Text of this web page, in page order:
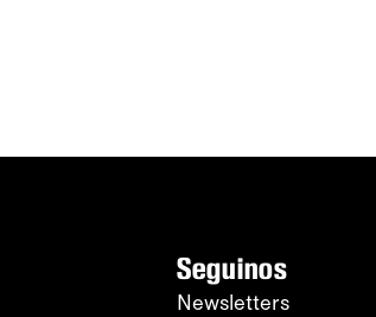
Seguinos
Newsletters